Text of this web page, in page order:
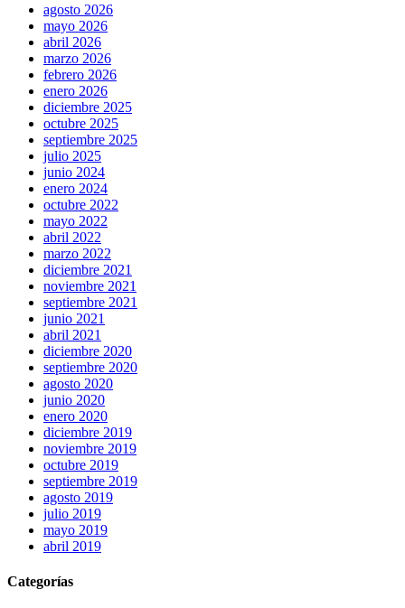
agosto 2026
mayo 2026
abril 2026
marzo 2026
febrero 2026
enero 2026
diciembre 2025
octubre 2025
septiembre 2025
julio 2025
junio 2024
enero 2024
octubre 2022
mayo 2022
abril 2022
marzo 2022
diciembre 2021
noviembre 2021
septiembre 2021
junio 2021
abril 2021
diciembre 2020
septiembre 2020
agosto 2020
junio 2020
enero 2020
diciembre 2019
noviembre 2019
octubre 2019
septiembre 2019
agosto 2019
julio 2019
mayo 2019
abril 2019
Categorías